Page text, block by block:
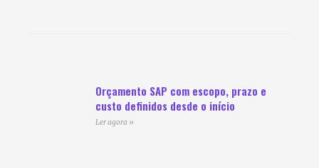
Orçamento SAP com escopo, prazo e
custo definidos desde o início
Ler agora »